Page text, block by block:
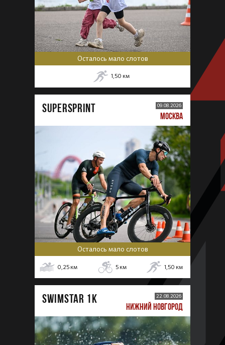
Осталось мало слотов
1,50 км
SUPERSPRINT 09.08.2026
МОСКВА
Осталось мало слотов
0,25 км 5 км 1,50 км
SWIMSTAR 1K 22.08.2026
НИЖНИЙ НОВГОРОД